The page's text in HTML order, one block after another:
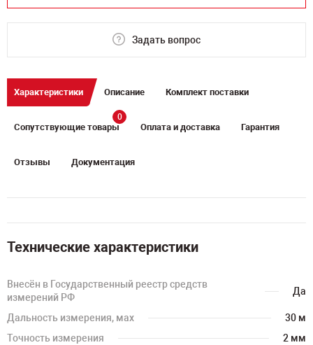
Задать вопрос
Характеристики Описание Комплект поставки
Сопутствующие товары
0
Оплата и доставка Гарантия
Отзывы Документация
Технические характеристики
Внесён в Государственный реестр средств
измерений РФ
Да
Дальность измерения, мах
30 м
Точность измерения
2 мм